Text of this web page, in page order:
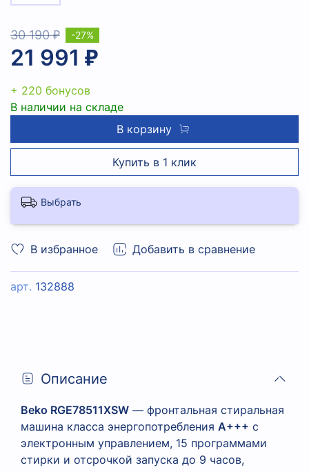
В избранное Добавить в сравнение
арт. 132888
30 190 ₽
21 991 ₽
-27%
+ 220 бонусов
В наличии на складе
В корзину
Купить в 1 клик
Выбрать
Описание
Beko RGE78511XSW — фронтальная стиральная
машина класса энергопотребления A+++ с
электронным управлением, 15 программами
стирки и отсрочкой запуска до 9 часов,